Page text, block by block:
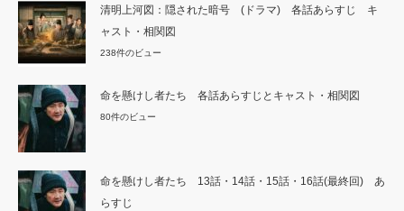
清明上河図：隠された暗号 (ドラマ) 各話あらすじ キ
ャスト・相関図
238件のビュー
命を懸けし者たち 各話あらすじとキャスト・相関図
80件のビュー
命を懸けし者たち 13話・14話・15話・16話(最終回) あ
らすじ